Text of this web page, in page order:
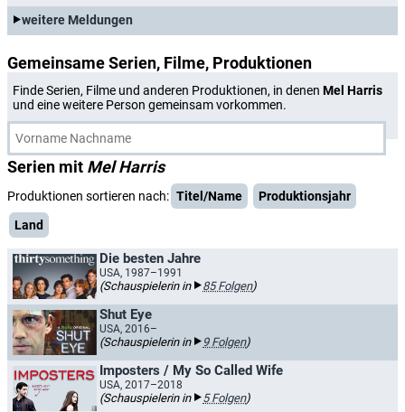
weitere Meldungen
Gemeinsame Serien, Filme, Produktionen
Finde Serien, Filme und anderen Produktionen, in denen Mel Harris
und eine weitere Person gemeinsam vorkommen.
Serien mit Mel Harris
Produktionen sortieren nach: Titel/Name
Produktionsjahr
Land
Die besten Jahre
USA, 1987–1991
(Schauspielerin in 85 Folgen)
Shut Eye
USA, 2016–
(Schauspielerin in 9 Folgen)
Imposters / My So Called Wife
USA, 2017–2018
(Schauspielerin in 5 Folgen)